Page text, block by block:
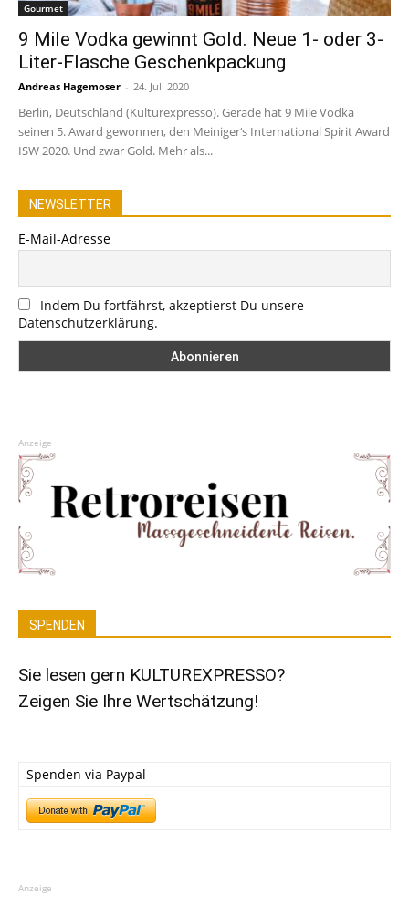
Gourmet
9 Mile Vodka gewinnt Gold. Neue 1- oder 3-
Liter-Flasche Geschenkpackung
Andreas Hagemoser - 24. Juli 2020
Berlin, Deutschland (Kulturexpresso). Gerade hat 9 Mile Vodka
seinen 5. Award gewonnen, den Meiniger‘s International Spirit Award
ISW 2020. Und zwar Gold. Mehr als...
NEWSLETTER
E-Mail-Adresse
Indem Du fortfährst, akzeptierst Du unsere
Datenschutzerklärung.
Anzeige
SPENDEN
Sie lesen gern KULTUREXPRESSO?
Zeigen Sie Ihre Wertschätzung!
Spenden via Paypal
Anzeige